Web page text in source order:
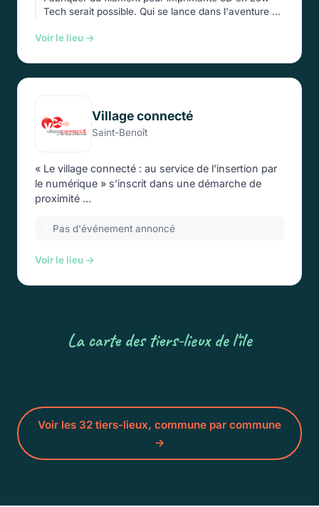
Tech serait possible. Qui se lance dans l'aventure …
Voir le lieu →
Village connecté
Saint-Benoît
« Le village connecté : au service de l’insertion par
le numérique » s’inscrit dans une démarche de
proximité …
Pas d'événement annoncé
Voir le lieu →
La carte des tiers-lieux de l'île
Voir les 32 tiers-lieux, commune par commune
→